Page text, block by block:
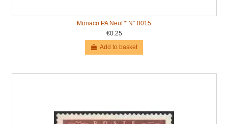
Monaco PA Neuf * N° 0015
€0.25
Add to basket